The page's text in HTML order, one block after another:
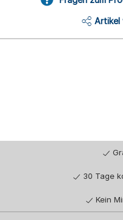
Artikel
30 Tage
Kein